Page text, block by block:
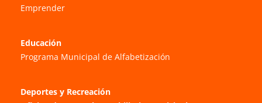
Emprender
Educación
Programa Municipal de Alfabetización
Deportes y Recreación